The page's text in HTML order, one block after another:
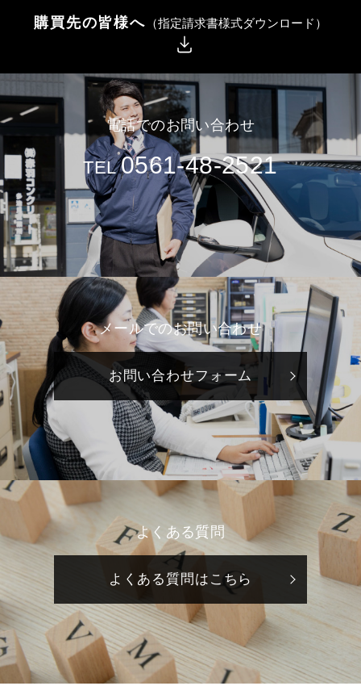
購買先の皆様へ （指定請求書様式ダウンロード）
電話でのお問い合わせ
TEL0561-48-2521
メールでのお問い合わせ
お問い合わせフォーム
よくある質問
よくある質問はこちら